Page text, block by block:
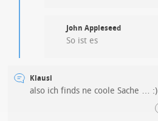
John Appleseed
So ist es
Klausi
also ich finds ne coole Sache … :)